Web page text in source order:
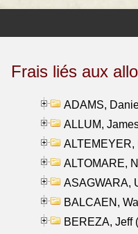
Frais liés aux
ADAMS,
ALLUM,
ALTEMEYER,
ALTOMARE,
ASAGWARA,
BALCAEN,
BEREZA, Jeff